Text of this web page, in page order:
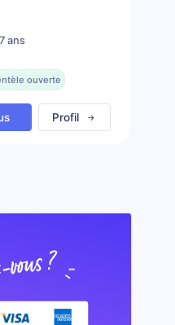
ans
ouverte
Profil